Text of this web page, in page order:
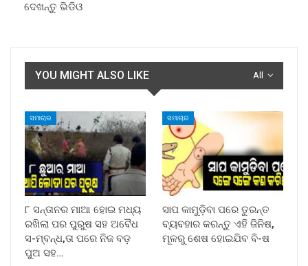
ଦେଖନ୍ତୁ ଭିଡିଓ
All
YOU MIGHT ALSO LIKE
ସମାଚାର
୮ ସନ୍ତାନର ମାଆ ହୋଇ ମଧ୍ୟ
ରଖିଲା ପର ପୁରୁଷ ସହ ଅବୈଧ
ସ-ମ୍ବନ୍ଧ,ତା ପରେ ନିଜ ବଡ଼
ପୁଅ ସହ…
ସମାଚାର
ସାପ କାମୁଡ଼ିବା ପରେ ତୁରନ୍ତ
ବ୍ୟବହାର କରନ୍ତୁ ଏହି ଜିନିଷ,
ମୂଳରୁ ଶେଷ ହୋଇଯିବ ବି-ଷ